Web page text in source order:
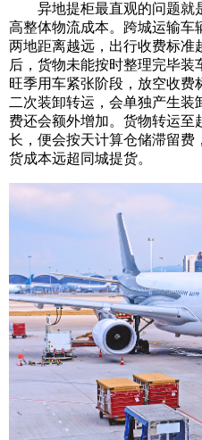
异地提柜最直观的问题就
高整体物流成本。跨城运输车
两地距离越远，出行收费标准
后，货物未能按时整理完毕装
旺季用车紧张阶段，放空收费
二次装卸转运，会单独产生
费还会额外增加。货物转运
长，便会按天计算仓储滞留费
货成本远超同城提货。